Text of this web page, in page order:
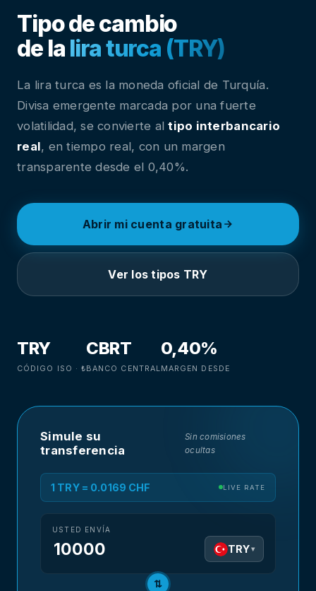
Tipo de cambio
de la lira turca (TRY)
La lira turca es la moneda oficial de Turquía.
Divisa emergente marcada por una fuerte
volatilidad, se convierte altipo interbancario
real, en tiempo real, con un margen
transparente desde el 0,40%.
Abrir mi cuenta gratuita
Ver los tipos TRY
TRY
CÓDIGO ISO · ₺
CBRT
BANCO CENTRAL
0,40%
MARGEN DESDE
Simule su
transferencia
Sin comisiones
ocultas
1 TRY = 0.0169 CHF LIVE RATE
USTED ENVÍA
TRY▾
⇅